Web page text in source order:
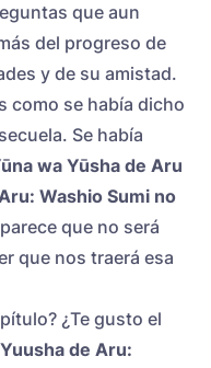
que aun
del progreso de
y de su amistad.
como se había dicho
Se había
wa Yūsha de Aru
Washio Sumi no
que no será
que nos traerá esa
¿Te gusto el
de Aru: